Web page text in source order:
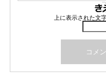
上に表示された文